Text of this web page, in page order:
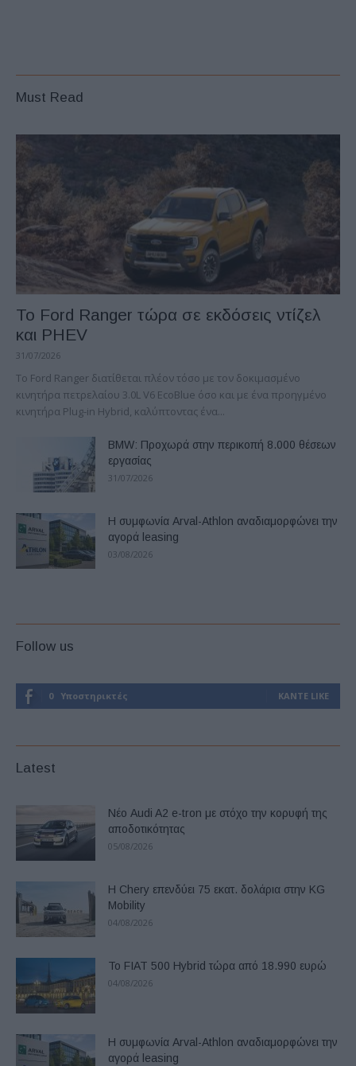
Must Read
Το Ford Ranger τώρα σε εκδόσεις ντίζελ
και PHEV
31/07/2026
Το Ford Ranger διατίθεται πλέον τόσο με τον δοκιμασμένο
κινητήρα πετρελαίου 3.0L V6 EcoBlue όσο και με ένα προηγμένο
κινητήρα Plug-in Hybrid, καλύπτοντας ένα...
BMW: Προχωρά στην περικοπή 8.000 θέσεων
εργασίας
31/07/2026
Η συμφωνία Arval-Athlon αναδιαμορφώνει την
αγορά leasing
03/08/2026
Follow us
0 Υποστηρικτές ΚΆΝΤΕ LIKE
Latest
Νέο Audi A2 e-tron με στόχο την κορυφή της
αποδοτικότητας
05/08/2026
Η Chery επενδύει 75 εκατ. δολάρια στην KG
Mobility
04/08/2026
Το FIAT 500 Hybrid τώρα από 18.990 ευρώ
04/08/2026
Η συμφωνία Arval-Athlon αναδιαμορφώνει την
αγορά leasing